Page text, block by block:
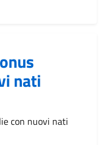
nati
con nuovi nati